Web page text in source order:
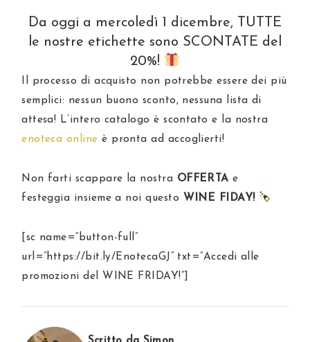
Da oggi a mercoledì 1 dicembre, TUTTE
le nostre etichette sono SCONTATE del
20%!
Il processo di acquisto non potrebbe essere dei più
semplici: nessun buono sconto, nessuna lista di
attesa! L’intero catalogo è scontato e la nostra
enoteca online è pronta ad accoglierti!
Non farti scappare la nostra OFFERTA e
festeggia insieme a noi questo WINE FIDAY!
[sc name=”button-full”
url=”https://bit.ly/EnotecaGJ” txt=”Accedi alle
promozioni del WINE FRIDAY!”]